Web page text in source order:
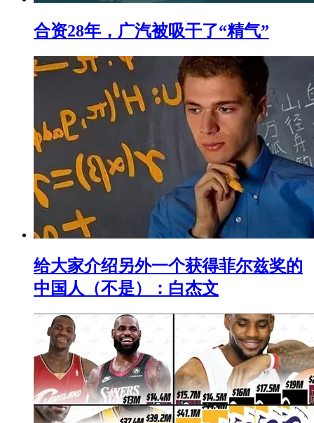
合资28年，广汽被吸干了“精气”
给大家介绍另外一个获得菲尔兹奖的
中国人（不是）：白杰文